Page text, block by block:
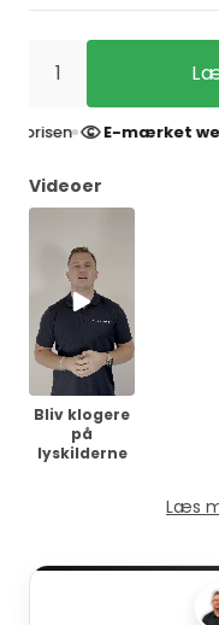
E-mærket
Videoer
Bliv klogere
på
lyskilderne
Læs